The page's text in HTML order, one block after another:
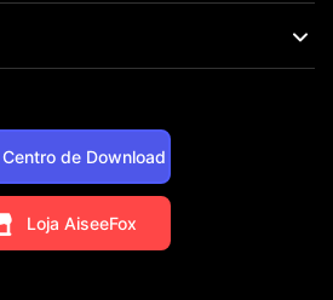
Centro de Download
Loja AiseeFox